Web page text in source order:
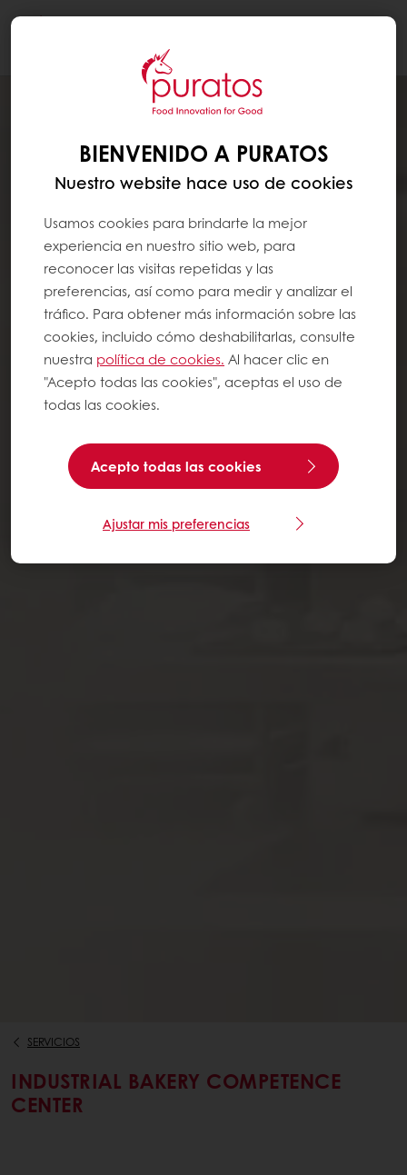
SERVICIOS
INDUSTRIAL BAKERY COMPETENCE
CENTER
BIENVENIDO A PURATOS
Nuestro website hace uso de cookies
Usamos cookies para brindarte la mejor
experiencia en nuestro sitio web, para
reconocer las visitas repetidas y las
preferencias, así como para medir y analizar el
tráfico. Para obtener más información sobre las
cookies, incluido cómo deshabilitarlas, consulte
nuestra política de cookies. Al hacer clic en
"Acepto todas las cookies", aceptas el uso de
todas las cookies.
Acepto todas las cookies
Ajustar mis preferencias